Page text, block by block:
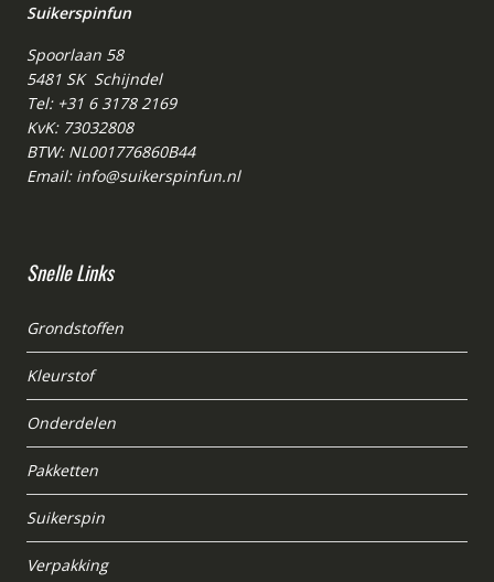
Suikerspinfun
Spoorlaan 58
5481 SK Schijndel
Tel: +31 6 3178 2169
KvK: 73032808
BTW: NL001776860B44
Email: info@suikerspinfun.nl
Snelle Links
Grondstoffen
Kleurstof
Onderdelen
Pakketten
Suikerspin
Verpakking